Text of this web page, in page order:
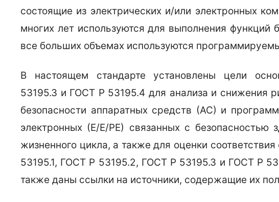
состоящие из электрических и/или электронных
многих лет используются для выполнения
все больших объемах используются
В настоящем стандарте установлены цели
53195.3 и ГОСТ Р 53195.4 для анализа и снижения
безопасности аппаратных средств (АС) и
электронных (Е/Е/РЕ) связанных с
жизненного цикла, а также для оценки
53195.1, ГОСТ Р 53195.2, ГОСТ Р 53195.3 и ГОСТ Р
также даны ссылки на источники, содержащие их